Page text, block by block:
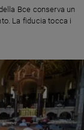
Bce conserva un
La fiducia tocca i